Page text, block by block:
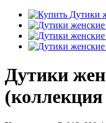
Дутики
(коллекция